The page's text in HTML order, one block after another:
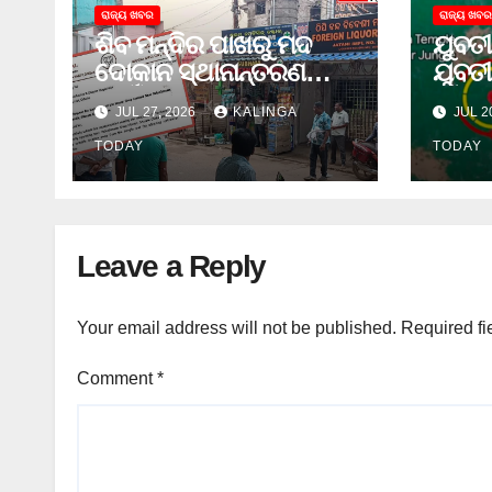
ରାଜ୍ୟ ଖବର
ଶିବ ମନ୍ଦିର ପାଖରୁ ମଦ
ଦୋକାନ ସ୍ଥାନାନ୍ତରଣ
ପାଇଁ ଜିଲ୍ଲା ପ୍ରଶାସନକୁ
ଦାବି କଲେ ଅନିଲ
JUL 27, 2026 KALINGA
TODAY
ରାଜ୍ୟ ଖବର
ଓ
ଜେଲ
JUL
TODAY
Leave a Reply
Your email address will not be published. Required
Comment*